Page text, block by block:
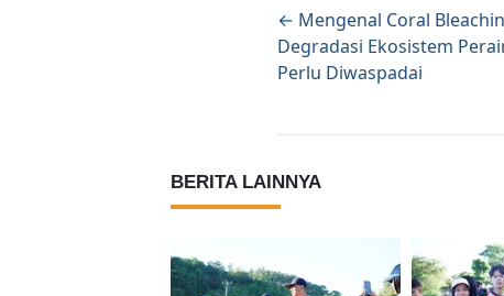
Posts
← Mengenal Coral
Degradasi Ekosistem
Perlu Diwaspadai
BERITA LAINNYA